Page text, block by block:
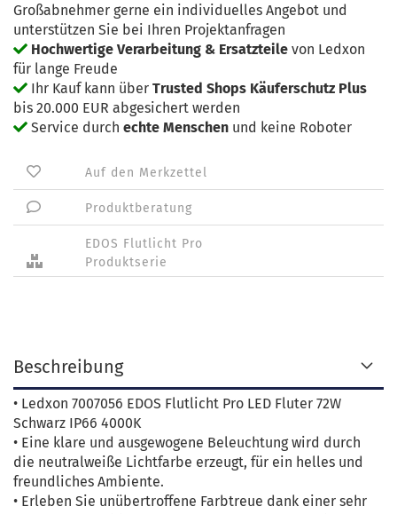
Großabnehmer gerne ein individuelles Angebot und
unterstützen Sie bei Ihren Projektanfragen
Hochwertige Verarbeitung & Ersatzteile von Ledxon
für lange Freude
Ihr Kauf kann über Trusted Shops Käuferschutz Plus
bis 20.000 EUR abgesichert werden
Service durch echte Menschen und keine Roboter
Auf den Merkzettel
Produktberatung
EDOS Flutlicht Pro
Produktserie
Beschreibung
• Ledxon 7007056 EDOS Flutlicht Pro LED Fluter 72W
Schwarz IP66 4000K
• Eine klare und ausgewogene Beleuchtung wird durch
die neutralweiße Lichtfarbe erzeugt, für ein helles und
freundliches Ambiente.
• Erleben Sie unübertroffene Farbtreue dank einer sehr